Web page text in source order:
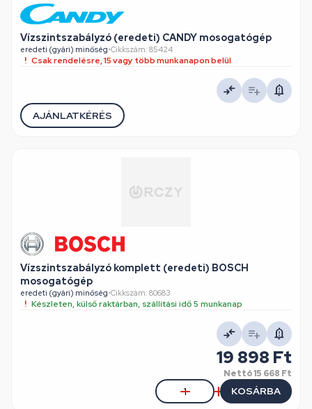
Vízszintszabályzó (eredeti) CANDY mosogatógép
eredeti (gyári) minőség•Cikkszám: 85424
Csak rendelésre, 15 vagy több munkanapon belül
AJÁNLATKÉRÉS
Vízszintszabályzó komplett (eredeti) BOSCH
mosogatógép
eredeti (gyári) minőség•Cikkszám: 80683
Készleten, külső raktárban, szállítási idő 5 munkanap
19 898 Ft
Nettó15 668 Ft
KOSÁRBA